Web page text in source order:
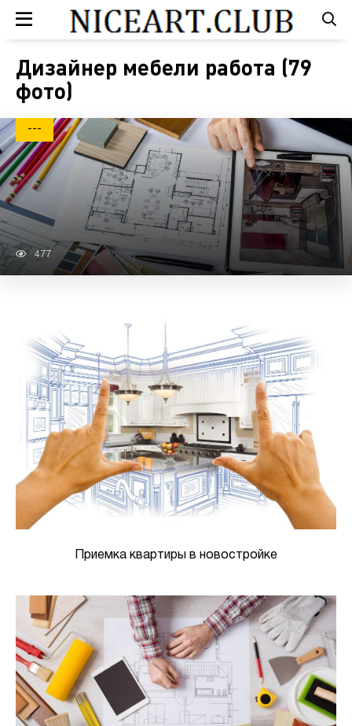
Дизайнер мебели работа (79
фото)
---
477
Приемка квартиры в новостройке